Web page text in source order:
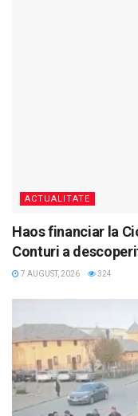
ACTUALITATE
Haos financiar la
Conturi a
7 AUGUST, 2026 324